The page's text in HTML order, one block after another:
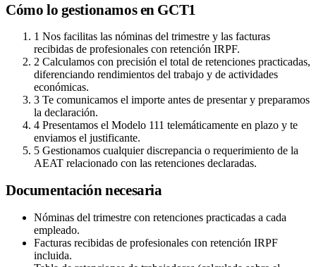
Cómo lo gestionamos en GCT1
1 Nos facilitas las nóminas del trimestre y las facturas
recibidas de profesionales con retención IRPF.
2 Calculamos con precisión el total de retenciones practicadas,
diferenciando rendimientos del trabajo y de actividades
económicas.
3 Te comunicamos el importe antes de presentar y preparamos
la declaración.
4 Presentamos el Modelo 111 telemáticamente en plazo y te
enviamos el justificante.
5 Gestionamos cualquier discrepancia o requerimiento de la
AEAT relacionado con las retenciones declaradas.
Documentación necesaria
Nóminas del trimestre con retenciones practicadas a cada
empleado.
Facturas recibidas de profesionales con retención IRPF
incluida.